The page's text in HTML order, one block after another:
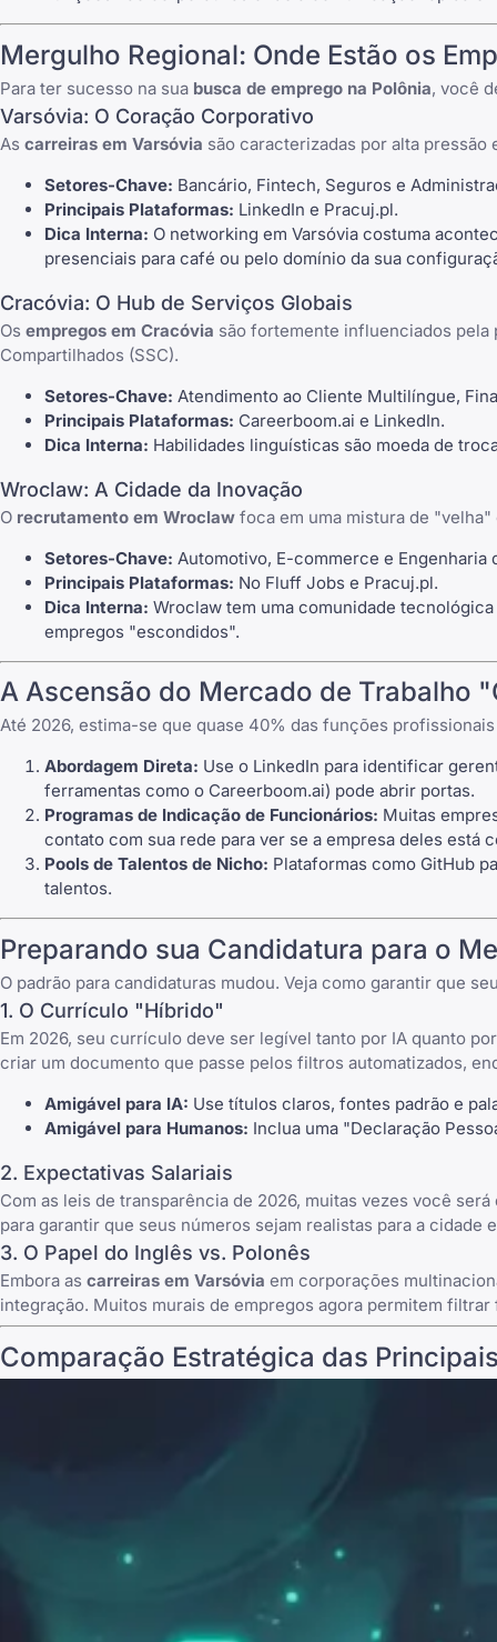
Mergulho Regional: Onde Estão os
Para ter sucesso na sua busca de emprego na Polônia, você
Varsóvia: O Coração Corporativo
As carreiras em Varsóvia são caracterizadas por alta pressão
Setores-Chave: Bancário, Fintech, Seguros e
Principais Plataformas: LinkedIn e Pracuj.pl.
Dica Interna: O networking em Varsóvia costuma
presenciais para café ou pelo domínio da sua
Cracóvia: O Hub de Serviços Globais
Os empregos em Cracóvia são fortemente influenciados pela
Compartilhados (SSC).
Setores-Chave: Atendimento ao Cliente Multilíngue,
Principais Plataformas: Careerboom.ai e LinkedIn.
Dica Interna: Habilidades linguísticas são moeda de
Wroclaw: A Cidade da Inovação
O recrutamento em Wroclaw foca em uma mistura de
Setores-Chave: Automotivo, E-commerce e Engenharia
Principais Plataformas: No Fluff Jobs e Pracuj.pl.
Dica Interna: Wroclaw tem uma comunidade
empregos "escondidos".
A Ascensão do Mercado de Trabalho
Até 2026, estima-se que quase 40% das funções
Abordagem Direta: Use o LinkedIn para identificar
ferramentas como o Careerboom.ai) pode abrir portas.
Programas de Indicação de Funcionários: Muitas
contato com sua rede para ver se a empresa deles está
Pools de Talentos de Nicho: Plataformas como GitHub
talentos.
Preparando sua Candidatura para o
O padrão para candidaturas mudou. Veja como garantir que
1. O Currículo "Híbrido"
Em 2026, seu currículo deve ser legível tanto por IA quanto
criar um documento que passe pelos filtros automatizados,
Amigável para IA: Use títulos claros, fontes padrão e
Amigável para Humanos: Inclua uma "Declaração
2. Expectativas Salariais
Com as leis de transparência de 2026, muitas vezes você
para garantir que seus números sejam realistas para a cidade
3. O Papel do Inglês vs. Polonês
Embora as carreiras em Varsóvia em corporações
integração. Muitos murais de empregos agora permitem
Comparação Estratégica das